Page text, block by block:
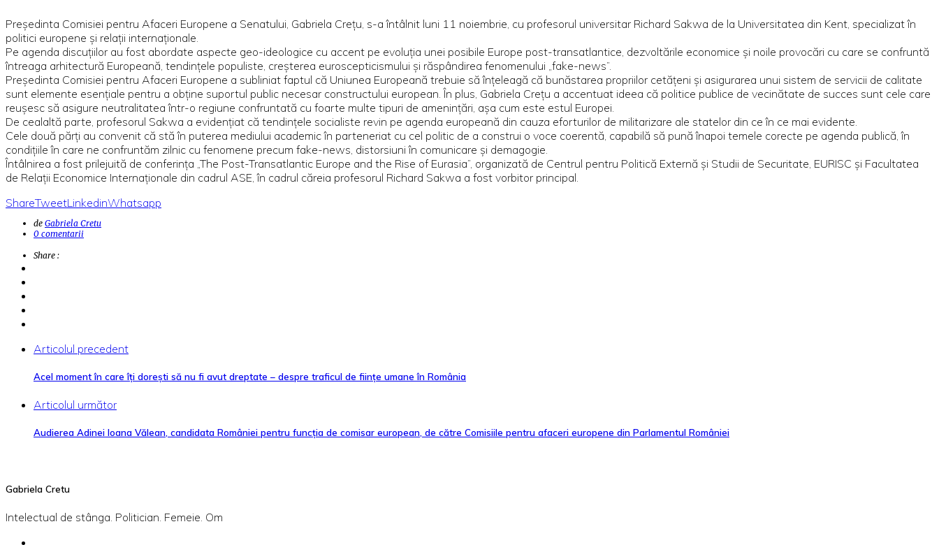
Președinta Comisiei pentru Afaceri Europene a Senatului, Gabriela Crețu, s-a întâlnit luni 11 noiembrie, cu profesorul universitar Richard Sakwa de la Universitatea din Kent, specializat în
politici europene și relații internaționale.
Pe agenda discuțiilor au fost abordate aspecte geo-ideologice cu accent pe evoluția unei posibile Europe post-transatlantice, dezvoltările economice și noile provocări cu care se confruntă
întreaga arhitectură Europeană, tendințele populiste, creșterea euroscepticismului și răspândirea fenomenului „fake-news”.
Președinta Comisiei pentru Afaceri Europene a subliniat faptul că Uniunea Europeană trebuie să înțeleagă că bunăstarea propriilor cetățeni și asigurarea unui sistem de servicii de calitate
sunt elemente esențiale pentru a obține suportul public necesar constructului european. În plus, Gabriela Crețu a accentuat ideea că politice publice de vecinătate de succes sunt cele care
reușesc să asigure neutralitatea într-o regiune confruntată cu foarte multe tipuri de amenințări, așa cum este estul Europei.
De cealaltă parte, profesorul Sakwa a evidențiat că tendințele socialiste revin pe agenda europeană din cauza eforturilor de militarizare ale statelor din ce în ce mai evidente.
Cele două părți au convenit că stă în puterea mediului academic în parteneriat cu cel politic de a construi o voce coerentă, capabilă să pună înapoi temele corecte pe agenda publică, în
condițiile în care ne confruntăm zilnic cu fenomene precum fake-news, distorsiuni în comunicare și demagogie.
Întâlnirea a fost prilejuită de conferința „The Post-Transatlantic Europe and the Rise of Eurasia”, organizată de Centrul pentru Politică Externă și Studii de Securitate, EURISC și Facultatea
de Relații Economice Internaționale din cadrul ASE, în cadrul căreia profesorul Richard Sakwa a fost vorbitor principal.
ShareTweetLinkedinWhatsapp
de Gabriela Cretu
0 comentarii
Share :
Articolul precedent
Acel moment în care îți dorești să nu fi avut dreptate – despre traficul de ființe umane în România
Articolul următor
Audierea Adinei Ioana Vălean, candidata României pentru funcția de comisar european, de către Comisiile pentru afaceri europene din Parlamentul României
Gabriela Cretu
Intelectual de stânga. Politician. Femeie. Om